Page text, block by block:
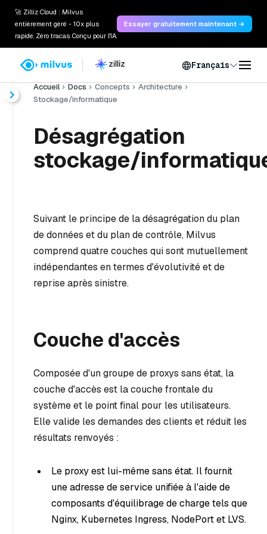
🚀 Zilliz Cloud : Milvus
entièrement géré - 10x plus
rapide. Zéro tracas. Conçu pour l'IA.
Essayer gratuitement maintenant →
Français
Accueil Docs Concepts
Architecture
Stockage/informatique
Désagrégation
stockage/
Suivant le principe de la désagrégation du plan
de données et du plan de contrôle, Milvus
comprend quatre couches qui sont mutuellement
indépendantes en termes d'évolutivité et de
reprise après sinistre.
Couche d'accès
Composée d'un groupe de proxys sans état, la
couche d'accès est la couche frontale du
système et le point final pour les utilisateurs.
Elle valide les demandes des clients et réduit les
résultats renvoyés :
Le proxy est lui-même sans état. Il fournit
une adresse de service unifiée à l'aide de
composants d'équilibrage de charge tels que
Nginx, Kubernetes Ingress, NodePort et LVS.